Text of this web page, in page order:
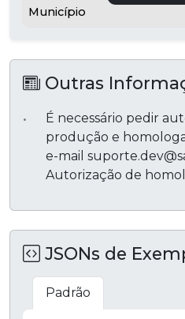
Município
Outras
É necessário pedir
produção e
e-mail
Autorização de
JSONs de
Padrão